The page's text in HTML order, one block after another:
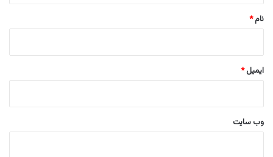
نام*
ایمیل*
وب‌ سایت